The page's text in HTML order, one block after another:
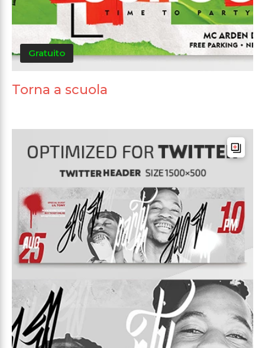
Gratuito
Torna a scuola